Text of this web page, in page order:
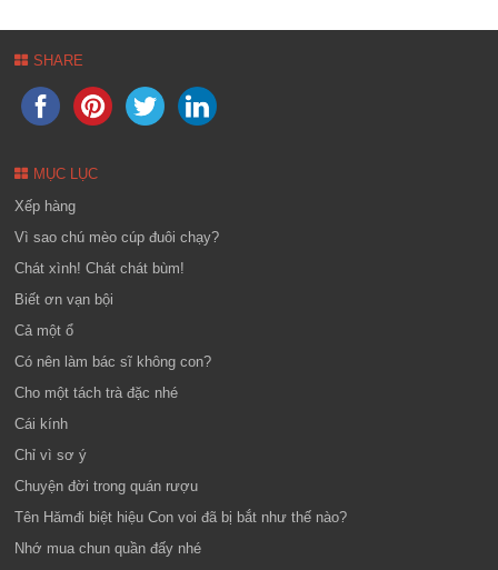
SHARE
MỤC LỤC
Xếp hàng
Vì sao chú mèo cúp đuôi chạy?
Chát xình! Chát chát bùm!
Biết ơn vạn bội
Cả một ổ
Có nên làm bác sĩ không con?
Cho một tách trà đặc nhé
Cái kính
Chỉ vì sơ ý
Chuyện đời trong quán rượu
Tên Hămđi biệt hiệu Con voi đã bị bắt như thế nào?
Nhớ mua chun quần đấy nhé